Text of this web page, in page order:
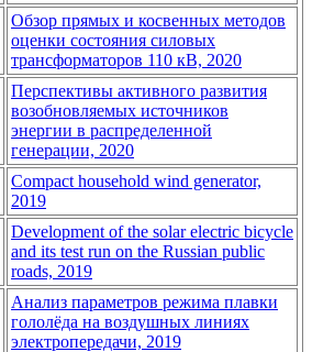
Обзор прямых и косвенных методов
оценки состояния силовых
трансформаторов 110 кВ, 2020
Перспективы активного развития
возобновляемых источников
энергии в распределенной
генерации, 2020
Compact household wind generator,
2019
Development of the solar electric bicycle
and its test run on the Russian public
roads, 2019
Анализ параметров режима плавки
гололёда на воздушных линиях
электропередачи, 2019